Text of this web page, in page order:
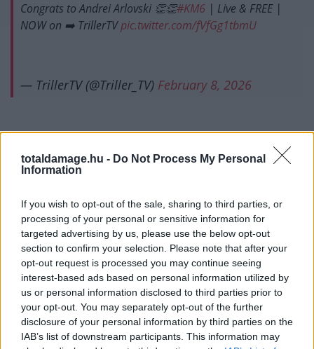
totaldamage.hu - Do Not Process My Personal
Information
If you wish to opt-out of the sale, sharing to third parties, or
processing of your personal or sensitive information for
targeted advertising by us, please use the below opt-out
section to confirm your selection. Please note that after your
opt-out request is processed you may continue seeing
interest-based ads based on personal information utilized by
us or personal information disclosed to third parties prior to
your opt-out. You may separately opt-out of the further
disclosure of your personal information by third parties on the
IAB’s list of downstream participants. This information may
Congrats to Andrei Arlovski 👏👏#KM6 | Live & FREE |
NOW on ➡️ TrillerTVpic.twitter.com/fVfGg1tbmU
— TrillerTV (@Triller_TV) February 8, 2026
Arlovski egy igazi klasszikus, vintage Arlovski-formát
hozott a meccsen, és gyakorlatilag úgy bedarálta és
főmeccsén, hogy a mérkőzésvezetőnek kellett
leállítania a bunyót a harmadik menetben 1:14-nél.
„The Pitbull” így egy harmadik menetes TKO-s
győzelemmel egy újabb nehézsúlyú övet hódított el,
egy teljesen domináns meccset lezárva. Gyorsabb volt,
mint Rothwell, pontos jabekkel támadott és volt, hogy
annyira megingatta Rothwellt, hogy Ben csak
tántorogni tudott.